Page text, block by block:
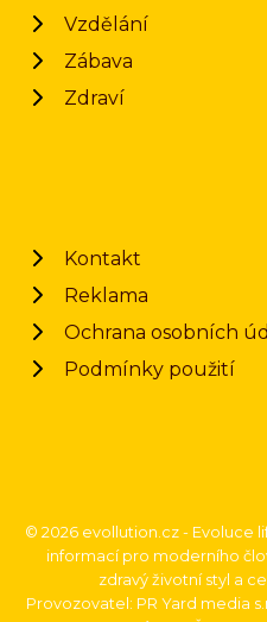
Vzdělání
Zábava
Zdraví
Kontakt
Reklama
Ochrana osobních
Podmínky použití
© 2026 evollution.cz - Evoluce
informací pro moderního
zdravý životní styl a
Provozovatel: PR Yard media